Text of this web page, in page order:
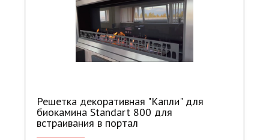
Решетка декоративная "Капли" для
биокамина Standart 800 для
встраивания в портал